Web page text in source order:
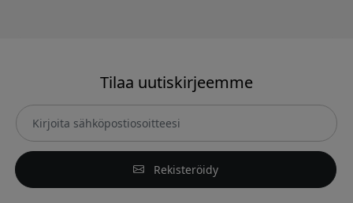
Tilaa uutiskirjeemme
Rekisteröidy